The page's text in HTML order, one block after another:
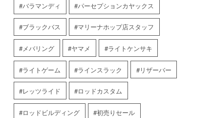
バラマンディ パーセプションカヤックス
ブラックバス マリーナホップ店スタッフ
メバリング ヤマメ ライトケンサキ
ライトゲーム ラインスラック リザーバー
レッツライド ロッドカスタム
ロッドビルディング 初売りセール